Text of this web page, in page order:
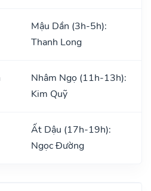
Mậu Dần (3h-5h):
Thanh Long
Nhâm Ngọ (11h-13h):
Kim Quỹ
Ất Dậu (17h-19h):
Ngọc Đường